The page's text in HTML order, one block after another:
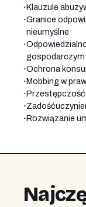
·Klauzule
·Granice
nieumyślne
·
gospodarczym
·Ochrona
·Mobbing w
·
·
·Rozwiązanie